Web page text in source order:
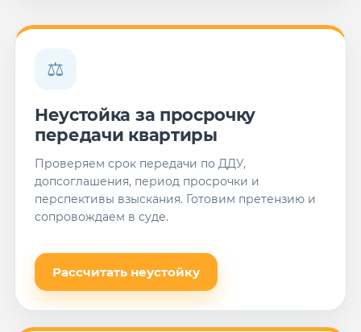
⚖
Неустойка за просрочку
передачи квартиры
Проверяем срок передачи по ДДУ,
допсоглашения, период просрочки и
перспективы взыскания. Готовим претензию и
сопровождаем в суде.
Рассчитать неустойку